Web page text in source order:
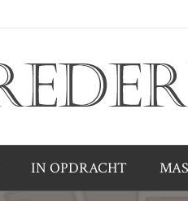
IN OPDRACHT